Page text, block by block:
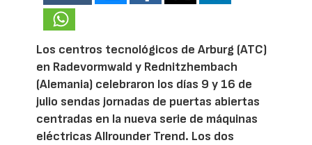
Los centros tecnológicos de Arburg (ATC)
en Radevormwald y Rednitzhembach
(Alemania) celebraron los días 9 y 16 de
julio sendas jornadas de puertas abiertas
centradas en la nueva serie de máquinas
eléctricas Allrounder Trend. Los dos